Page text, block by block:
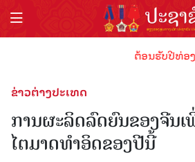
ຕ້ອນຮັບປີທ່ອ
ຂ່າວຕ່າງປະເທດ
ການຜະລິດລົດຍົນຂອງຈີນເ
ໄຕມາດທຳອິດຂອງປີນີ້